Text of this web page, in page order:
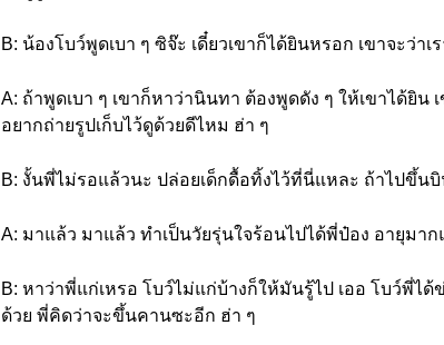
B: น้องโบว์พูดเบา ๆ ซิจ๊ะ เดี๋ยวเขาก็ได้ยินหรอก เขาจะว่
A: ถ้าพูดเบา ๆ เขาก็หาว่านินทา ต้องพูดดัง ๆ ให้เขาได้ยิน
อยากถ่ายรูปเก็บไว้ดูด้วยดีไหม ฮ่า ๆ
B: งั้นพี่ไม่รอแล้วนะ ปล่อยเด็กดื้อทิ้งไว้ที่นี่แหละ ถ้าไปขึ้น
A: มาแล้ว มาแล้ว ทำเป็นวัยรุ่นใจร้อนไปได้พี่ป๋อง อายุมา
B: หาว่าพี่แก่เหรอ โบว์ไม่แก่บ้างก็ให้มันรู้ไป เออ โบว์พี่ไ
ด้วย พี่คิดว่าจะขึ้นคานซะอีก ฮ่า ๆ